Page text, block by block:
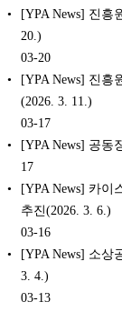
[YPA News] 진흥
20.)
03-20
[YPA News] 진흥
(2026. 3. 11.)
03-17
[YPA News] 공동
17
[YPA News] 카이
추진(2026. 3. 6.)
03-16
[YPA News] 소상
3. 4.)
03-13